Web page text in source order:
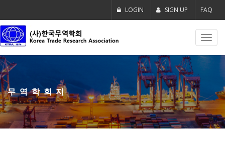
LOGIN SIGN UP FAQ
무역학회지